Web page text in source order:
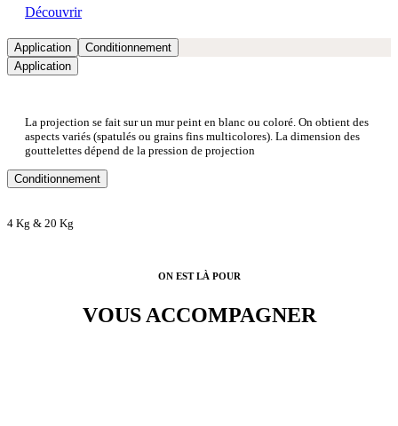
Découvrir
Application
Conditionnement
Application
La projection se fait sur un mur peint en blanc ou coloré. On obtient des
aspects variés (spatulés ou grains fins multicolores). La dimension des
gouttelettes dépend de la pression de projection
Conditionnement
4 Kg & 20 Kg
ON EST LÀ POUR
VOUS ACCOMPAGNER